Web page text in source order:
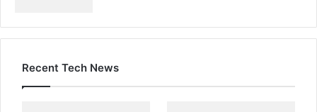
Recent Tech News